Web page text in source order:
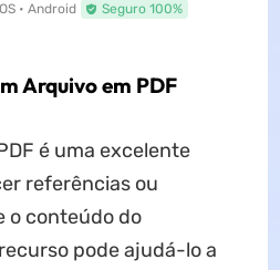
• Android Seguro 100%
Arquivo em PDF
é uma excelente
referências ou
o conteúdo do
pode ajudá-lo a